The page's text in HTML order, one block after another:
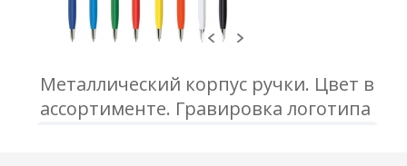
Металлический корпус ручки. Цвет в
ассортименте. Гравировка логотипа